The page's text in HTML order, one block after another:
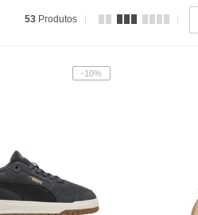
53 Produtos
-10%